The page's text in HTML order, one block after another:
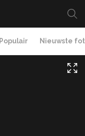
Populair Nieuwste